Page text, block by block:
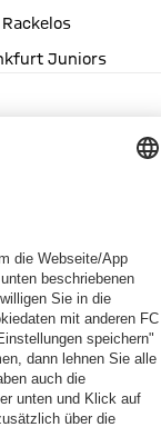
Juniors
ALTERNATIVE